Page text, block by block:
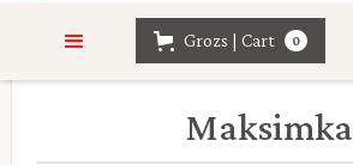
Grozs | Cart 0
Maksimka